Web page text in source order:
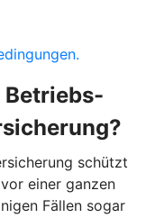
Betriebs-
schützt
einer ganzen
Fällen sogar